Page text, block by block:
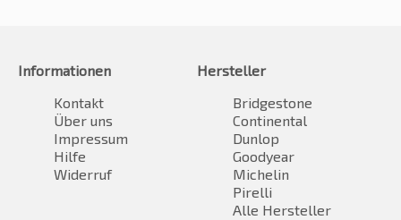
Informationen
Kontakt
Über uns
Impressum
Hilfe
Widerruf
Hersteller
Bridgestone
Continental
Dunlop
Goodyear
Michelin
Pirelli
Alle Hersteller